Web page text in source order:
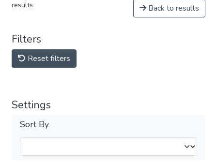
results Back to results
Filters
Reset filters
Settings
Sort By